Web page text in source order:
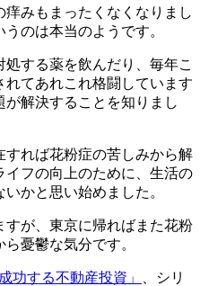
みもまったくなくなりまし
のは本当のようです。
する薬を飲んだり、毎年こ
てあれこれ格闘しています
解決することを知りまし
れば花粉症の苦しみから解
フの向上のために、生活の
かと思い始めました。
が、東京に帰ればまた花粉
憂鬱な気分です。
功する不動産投資」
、シリ